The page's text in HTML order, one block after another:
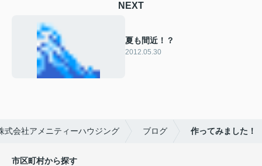
NEXT
夏も間近！？
2012.05.30
式会社アメニティーハウジング ブログ 作ってみました！
市区町村から探す